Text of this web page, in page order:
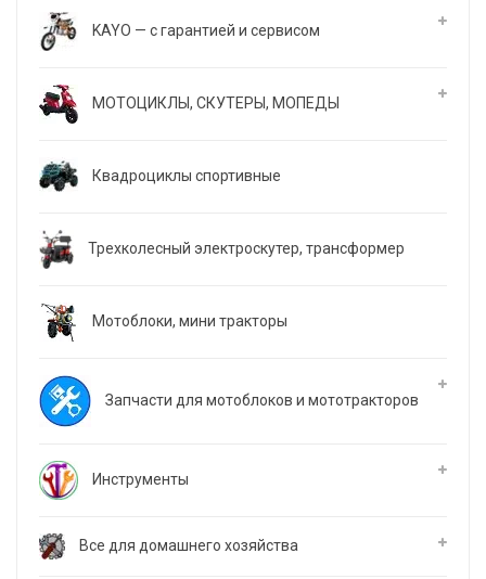
KAYO — с гарантией и сервисом
МОТОЦИКЛЫ, СКУТЕРЫ, МОПЕДЫ
Квадроциклы спортивные
Трехколесный электроскутер, трансформер
Мотоблоки, мини тракторы
Запчасти для мотоблоков и мототракторов
Инструменты
Все для домашнего хозяйства